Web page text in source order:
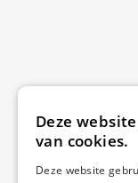
Deze
van cookies.
Deze website